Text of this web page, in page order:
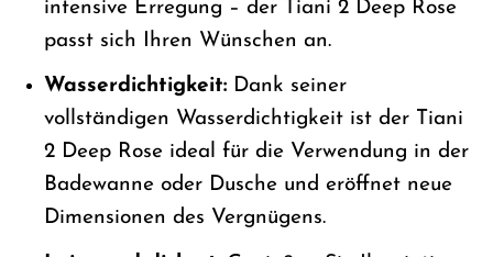
intensive Erregung – der Tiani 2 Deep Rose
passt sich Ihren Wünschen an.
Wasserdichtigkeit:Dank seiner
vollständigen Wasserdichtigkeit ist der Tiani
2 Deep Rose ideal für die Verwendung in der
Badewanne oder Dusche und eröffnet neue
Dimensionen des Vergnügens.